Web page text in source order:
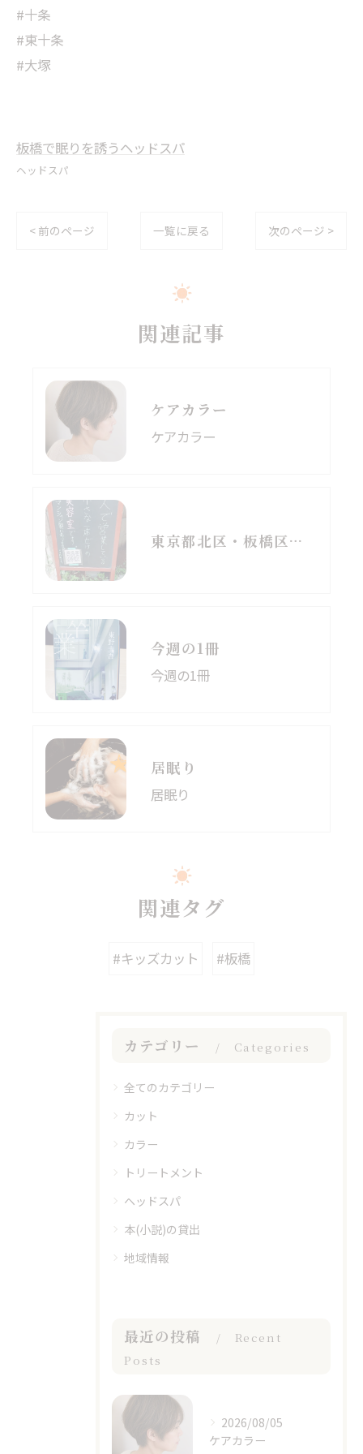
#十条
#東十条
#大塚
板橋で眠りを誘うヘッドスパ
ヘッドスパ
< 前のページ 一覧に戻る 次のページ >
関連記事
ケアカラー
ケアカラー
東京都北区・板橋区でヘアマニキュアをお探しの方へ｜頭皮がしみる方のための白髪染めという選択肢
今週の1冊
今週の1冊
居眠り
居眠り
関連タグ
#キッズカット #板橋
カテゴリー Categories
全てのカテゴリー
カット
カラー
トリートメント
ヘッドスパ
本(小説)の貸出
地域情報
最近の投稿
Recent
Posts
2026/08/05
ケアカラー